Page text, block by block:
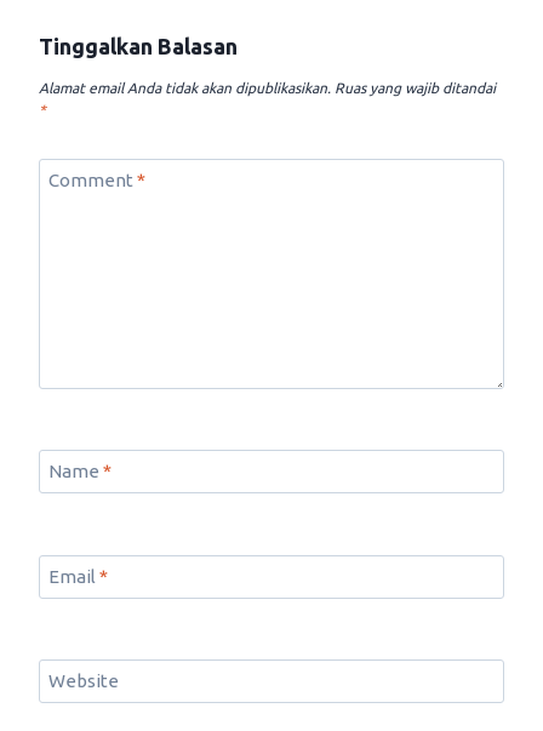
Tinggalkan Balasan
Alamat email Anda tidak akan dipublikasikan. Ruas yang wajib ditandai
*
Comment *
Name *
Email *
Website